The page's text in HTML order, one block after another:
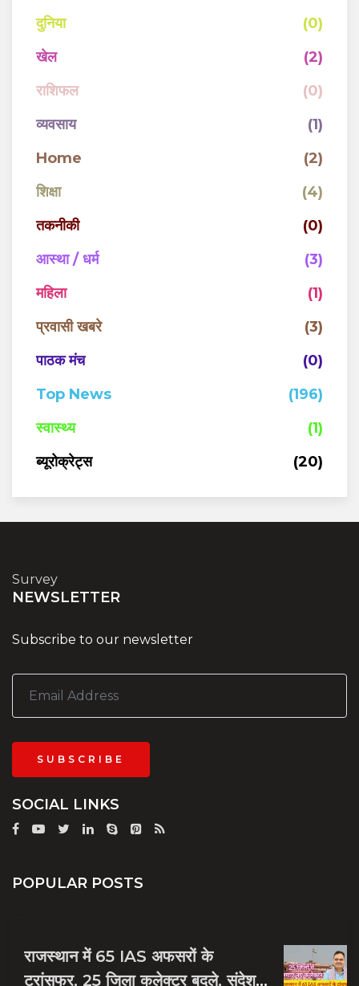
दुनिया
(0)
खेल
(2)
राशिफल
(0)
व्यवसाय
(1)
Home
(2)
शिक्षा
(4)
तकनीकी
(0)
आस्था / धर्म
(3)
महिला
(1)
प्रवासी खबरे
(3)
पाठक मंच
(0)
Top News
(196)
स्वास्थ्य
(1)
ब्यूरोक्रेट्स
(20)
Survey
NEWSLETTER
Subscribe to our newsletter
SUBSCRIBE
SOCIAL LINKS
POPULAR POSTS
राजस्थान में 65 IAS अफसरों के
ट्रांसफर, 25 जिला कलेक्टर बदले, संदेश